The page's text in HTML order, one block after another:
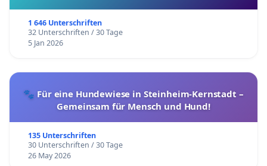
1 646 Unterschriften
32 Unterschriften / 30 Tage
5 Jan 2026
🐾 Für eine Hundewiese in Steinheim-Kernstadt –
Gemeinsam für Mensch und Hund!
135 Unterschriften
30 Unterschriften / 30 Tage
26 May 2026